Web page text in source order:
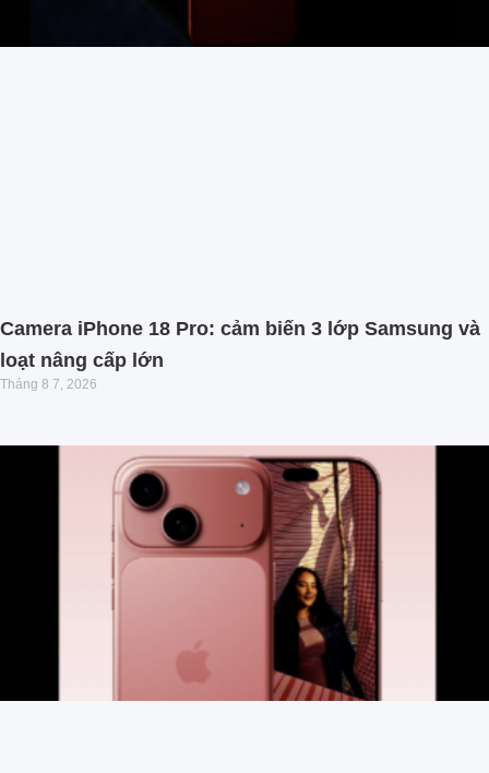
Camera iPhone 18 Pro: cảm biến 3 lớp Samsung và
loạt nâng cấp lớn
Tháng 8 7, 2026